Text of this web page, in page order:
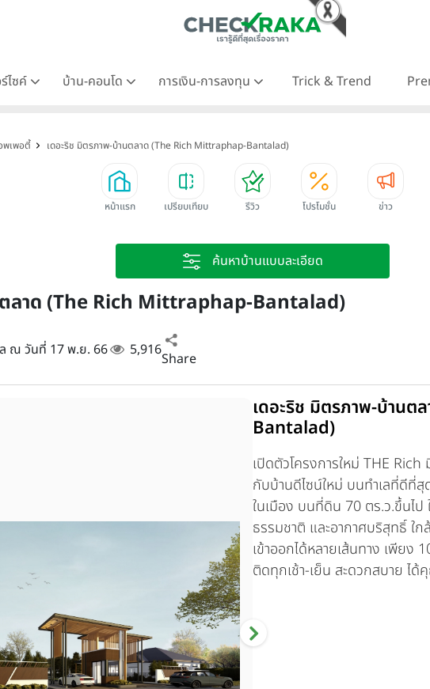
ไซค์ บ้าน-คอนโด การเงิน-การลงทุน Trick & Trend
พเพอตี้ เดอะริช มิตรภาพ-บ้านตลาด (The Rich Mittraphap-Bantalad)
หน้าแรก เปรียบเทียบ รีวิว โปรโมชั่น ข่าว
ค้นหาบ้านแบบละเอียด
ตลาด (The Rich Mittraphap-Bantalad)
ณ วันที่ 17 พ.ย. 66 5,916Share
เดอะริช มิตรภาพ-บ้าน
Bantalad)
เปิดตัวโครงการใหม่ THE
กับบ้านดีไซน์ใหม่ บนทำเลที่ดีที่
ในเมือง บนที่ดิน 70 ตร.ว.ขึ้นไป
ธรรมชาติ และอากาศบริสุทธิ์ ใ
เข้าออกได้หลายเส้นทาง เพียง
ติดทุกเช้า-เย็น สะดวกสบาย ไ